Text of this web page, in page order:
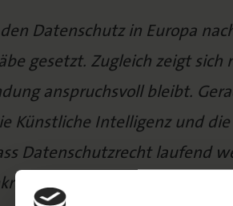
Datenschutz in Europa
gesetzt. Zugleich zeigt sich
anspruchsvoll bleibt.
Künstliche Intelligenz und
Datenschutzrecht laufend
werden muss.